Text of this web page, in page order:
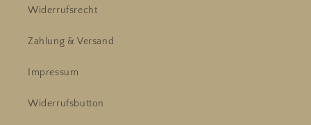
Widerrufsrecht
Zahlung & Versand
Impressum
Widerrufsbutton